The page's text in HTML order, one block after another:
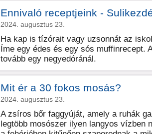
Ennivaló receptjeink -
2024. augusztus 23.
Ha kap is tízórait vagy uzsonnát az
Íme egy édes és egy sós muffinrecept.
tovább egy negyedóránál.
Mit ér a 30 fokos mosás?
2024. augusztus 23.
A zsíros bőr faggyúját, amely a ruhák
legtöbb mosószer ilyen langyos vízben